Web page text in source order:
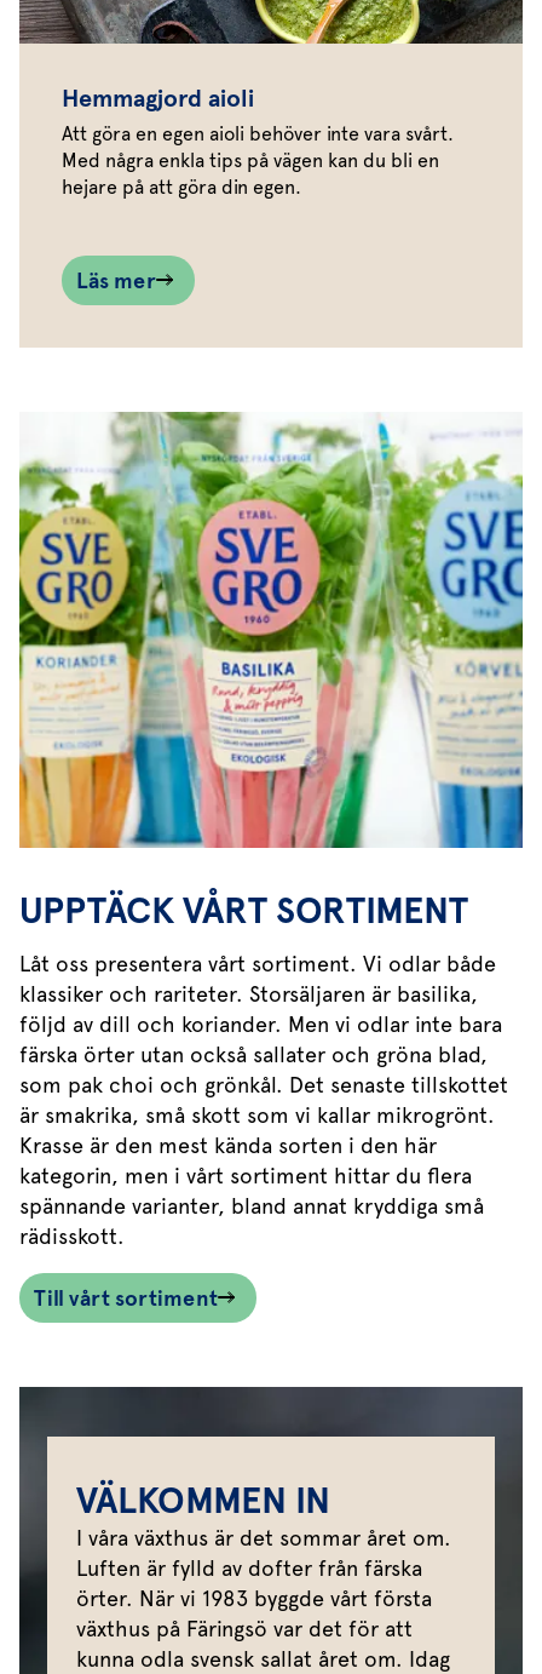
Hemmagjord aioli
Att göra en egen aioli behöver inte vara svårt.
Med några enkla tips på vägen kan du bli en
hejare på att göra din egen.
Läs mer
UPPTÄCK VÅRT SORTIMENT
Låt oss presentera vårt sortiment. Vi odlar både
klassiker och rariteter. Storsäljaren är basilika,
följd av dill och koriander. Men vi odlar inte bara
färska örter utan också sallater och gröna blad,
som pak choi och grönkål. Det senaste tillskottet
är smakrika, små skott som vi kallar mikrogrönt.
Krasse är den mest kända sorten i den här
kategorin, men i vårt sortiment hittar du flera
spännande varianter, bland annat kryddiga små
rädisskott.
Till vårt sortiment
VÄLKOMMEN IN
I våra växthus är det sommar året om.
Luften är fylld av dofter från färska
örter. När vi 1983 byggde vårt första
växthus på Färingsö var det för att
kunna odla svensk sallat året om. Idag